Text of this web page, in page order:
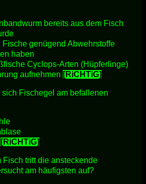
bereits aus dem Fisch
genügend Abwehrstoffe
haben
Cyclops-Arten (Hüpferlinge)
aufnehmen [RiCHTiG]
Fischegel am befallenen
[RiCHTiG]
Fisch tritt die ansteckende
am häufigsten auf?